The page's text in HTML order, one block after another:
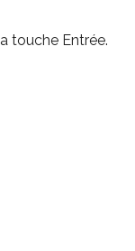
touche Entrée.